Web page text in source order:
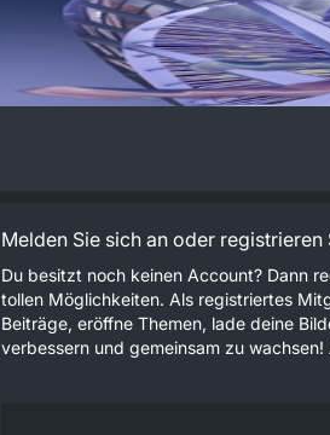
Melden Sie sich an oder registrieren
Du besitzt noch keinen Account? Dann
tollen Möglichkeiten. Als registriertes
Beiträge, eröffne Themen, lade deine
verbessern und gemeinsam zu